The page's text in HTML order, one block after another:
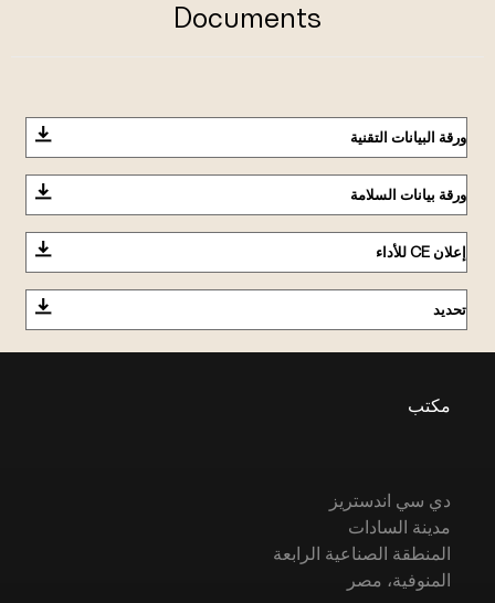
Documents
ورقة البيانات التقنية
ورقة بيانات السلامة
إعلان CE للأداء
تحديد
مكتب
دي سي اندستريز
مدينة السادات
المنطقة الصناعية الرابعة
المنوفية، مصر